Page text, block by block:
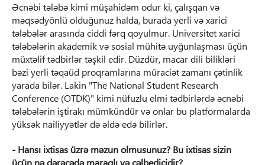
Əcnəbi tələbə kimi müşahidəm odur ki, çalışqan və
məqsədyönlü olduğunuz halda, burada yerli və xarici
tələbələr arasında ciddi fərq qoyulmur. Universitet xarici
tələbələrin akademik və sosial mühitə uyğunlaşması üçün
müxtəlif tədbirlər təşkil edir. Düzdür, macar dili bilikləri
bəzi yerli təqaüd proqramlarına müraciət zamanı çətinlik
yarada bilər. Lakin "The National Student Research
Conference (OTDK)" kimi nüfuzlu elmi tədbirlərdə əcnəbi
tələbələrin iştirakı mümkündür və onlar bu platformalarda
yüksək nailiyyətlər də əldə edə bilirlər.
- Hansı ixtisas üzrə məzun olmusunuz? Bu ixtisas sizin
üçün nə dərəcədə maraqlı və cəlbedicidir?